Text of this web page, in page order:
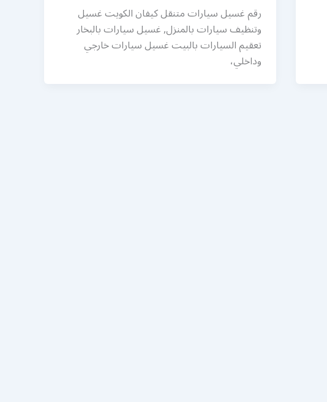
رقم غسيل سيارات متنقل كيفان الكويت غسيل
وتنظيف سيارات بالمنزل, غسيل سيارات بالبخار
تعقيم السيارات بالبيت غسيل سيارات خارجي
وداخلي،